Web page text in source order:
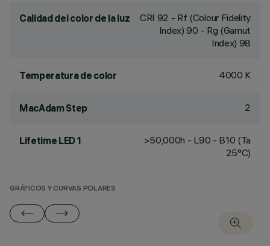
Calidad del color de la luz CRI 92 - Rf (Colour Fidelity
Index) 90 - Rg (Gamut
Index) 98
Temperatura de color 4000 K
MacAdam Step 2
Lifetime LED 1
>50,000h - L90 - B10 (Ta
25°C)
GRÁFICOS Y CURVAS POLARES